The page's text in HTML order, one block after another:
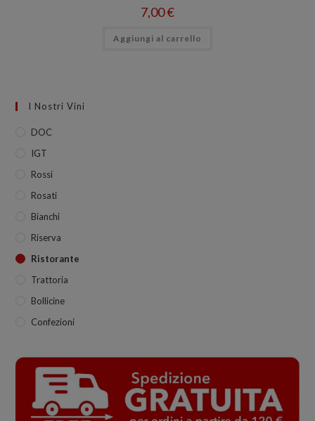
7,00€
Aggiungi al carrello
I Nostri Vini
DOC
IGT
Rossi
Rosati
Bianchi
Riserva
Ristorante
Trattoria
Bollicine
Confezioni